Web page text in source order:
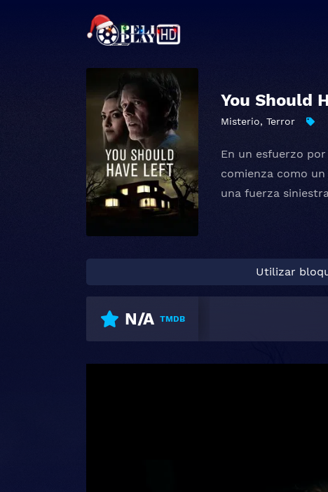
You Should
Misterio, Terror
En un esfuerzo
comienza como
una fuerza
Utilizar
N/A TMDB